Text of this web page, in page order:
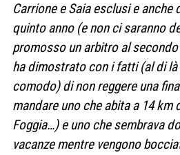
Carrione e Saia esclusi e anche
quinto anno (e non ci saranno
promosso un arbitro al
ha dimostrato con i fatti (al di
comodo) di non reggere una
mandare uno che abita a 14 km
Foggia…) e uno che sembrava
vacanze mentre vengono